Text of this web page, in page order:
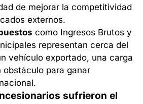
de mejorar la competitividad
externos.
como Ingresos Brutos y
representan cerca del
vehículo exportado, una carga
obstáculo para ganar
sufrieron el